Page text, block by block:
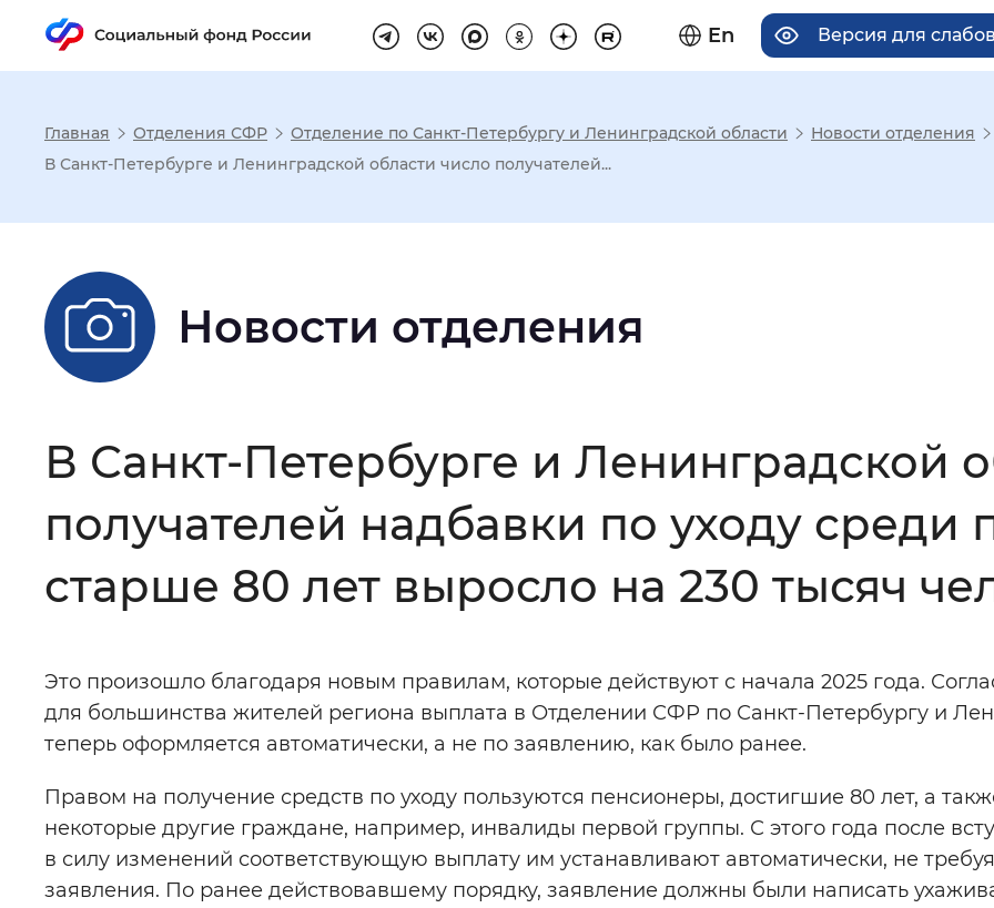
En Версия для
Настройка режима отображения
Шрифт: Без засечек С засечками
Большой
Цвет сайта Монохромный Инверсивный монохромный Синий
Звуковой ассистент Воспроизвести Остановить Повторить
Вернуть стандартные настройки
Главная Отделения СФР Отделение по Санкт-Петербургу и Ленинградской области
Новости отделения
В Санкт-Петербурге и Ленинградской области число получателей...
Новости отделения
В Санкт-Петербурге и Ленинградской
получателей надбавки по уходу среди
старше 80 лет выросло на 230 тысяч
Это произошло благодаря новым правилам, которые действуют с начала 2025 года.
для большинства жителей региона выплата в Отделении СФР по Санкт-Петербургу и
теперь оформляется автоматически, а не по заявлению, как было ранее.
Правом на получение средств по уходу пользуются пенсионеры, достигшие 80 лет, а
некоторые другие граждане, например, инвалиды первой группы. С этого года после
в силу изменений соответствующую выплату им устанавливают автоматически, не
заявления. По ранее действовавшему порядку, заявление должны были написать